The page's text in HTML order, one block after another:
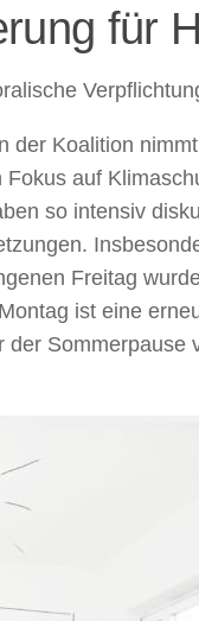
für
Koalition
auf
so intensiv
Freitag
ist eine